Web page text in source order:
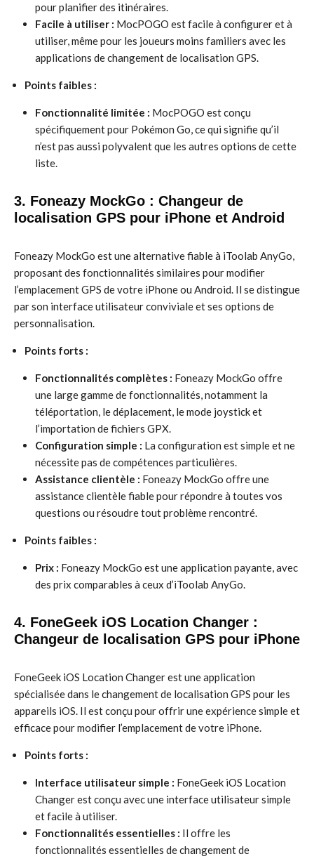
pour planifier des itinéraires.
Facile à utiliser : MocPOGO est facile à configurer et à
utiliser, même pour les joueurs moins familiers avec les
applications de changement de localisation GPS.
Points faibles :
Fonctionnalité limitée : MocPOGO est conçu
spécifiquement pour Pokémon Go, ce qui signifie qu’il
n’est pas aussi polyvalent que les autres options de cette
liste.
3. Foneazy MockGo : Changeur de
localisation GPS pour iPhone et Android
Foneazy MockGo est une alternative fiable à iToolab AnyGo,
proposant des fonctionnalités similaires pour modifier
l’emplacement GPS de votre iPhone ou Android. Il se distingue
par son interface utilisateur conviviale et ses options de
personnalisation.
Points forts :
Fonctionnalités complètes : Foneazy MockGo offre
une large gamme de fonctionnalités, notamment la
téléportation, le déplacement, le mode joystick et
l’importation de fichiers GPX.
Configuration simple : La configuration est simple et ne
nécessite pas de compétences particulières.
Assistance clientèle : Foneazy MockGo offre une
assistance clientèle fiable pour répondre à toutes vos
questions ou résoudre tout problème rencontré.
Points faibles :
Prix : Foneazy MockGo est une application payante, avec
des prix comparables à ceux d’iToolab AnyGo.
4. FoneGeek iOS Location Changer :
Changeur de localisation GPS pour iPhone
FoneGeek iOS Location Changer est une application
spécialisée dans le changement de localisation GPS pour les
appareils iOS. Il est conçu pour offrir une expérience simple et
efficace pour modifier l’emplacement de votre iPhone.
Points forts :
Interface utilisateur simple : FoneGeek iOS Location
Changer est conçu avec une interface utilisateur simple
et facile à utiliser.
Fonctionnalités essentielles : Il offre les
fonctionnalités essentielles de changement de